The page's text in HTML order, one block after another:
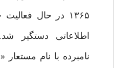
۱۳۶۵ در حال
اطلاعاتی دستگیر
نامبرده با نام مستعار